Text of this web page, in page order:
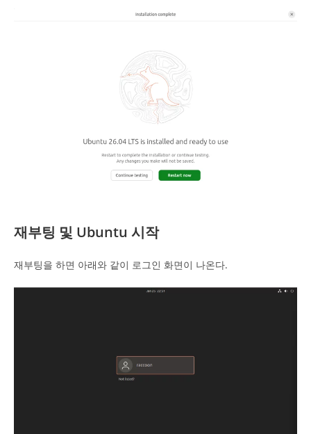
재부팅 및 Ubuntu 시작
재부팅을 하면 아래와 같이 로그인 화면이 나온다.